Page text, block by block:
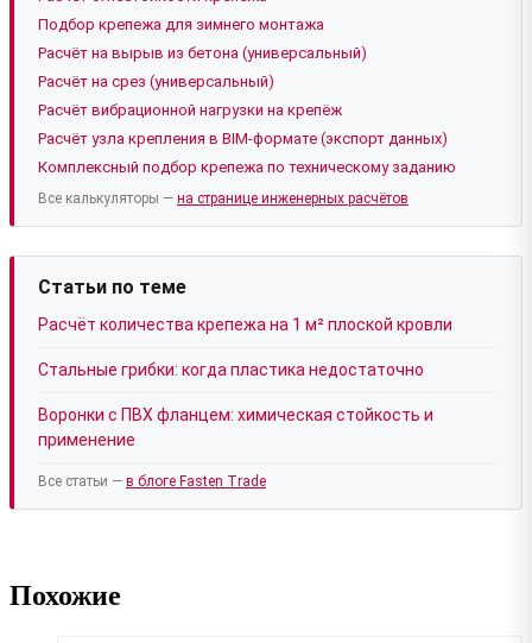
Подбор крепежа для зимнего монтажа
Расчёт на вырыв из бетона (универсальный)
Расчёт на срез (универсальный)
Расчёт вибрационной нагрузки на крепёж
Расчёт узла крепления в BIM-формате (экспорт данных)
Комплексный подбор крепежа по техническому заданию
Все калькуляторы — на странице инженерных расчётов
Статьи по теме
Расчёт количества крепежа на 1 м² плоской кровли
Стальные грибки: когда пластика недостаточно
Воронки с ПВХ фланцем: химическая стойкость и
применение
Все статьи — в блоге Fasten Trade
Похожие